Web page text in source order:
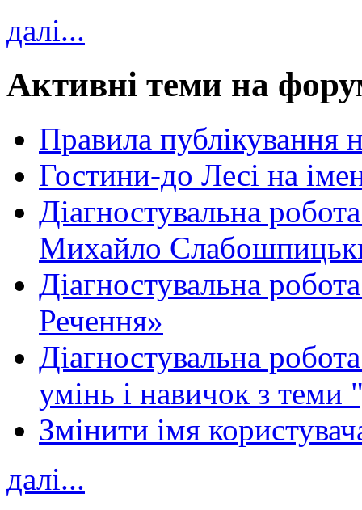
далі...
Активні теми на
Правила публікування
Гостини-до Лесі на
Діагностувальна
Михайло
Діагностувальна
Речення»
Діагностувальна
умінь і навичок з теми
Змінити імя
далі...